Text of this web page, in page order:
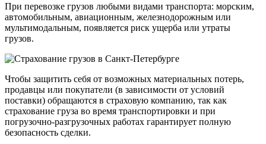
При перевозке грузов любыми видами транспорта: морским,
автомобильным, авиационным, железнодорожным или
мультимодальным, появляется риск ущерба или утраты
грузов.
Чтобы защитить себя от возможных материальных потерь,
продавцы или покупатели (в зависимости от условий
поставки) обращаются в страховую компанию, так как
страхование груза во время транспортировки и при
погрузочно-разгрузочных работах гарантирует полную
безопасность сделки.